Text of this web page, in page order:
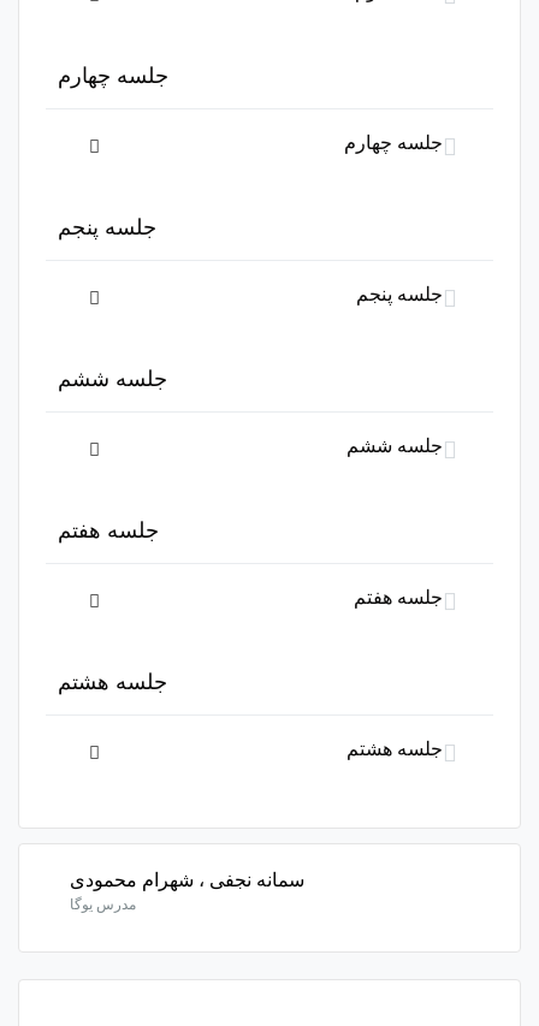
این بخش خصوصی می باشد. برای دسترسی کامل به دروس این
جلسه چهارم
جلسه چهارم
این بخش خصوصی می باشد. برای دسترسی کامل به دروس این
جلسه پنجم
جلسه پنجم
این بخش خصوصی می باشد. برای دسترسی کامل به دروس این
جلسه ششم
جلسه ششم
این بخش خصوصی می باشد. برای دسترسی کامل به دروس این
جلسه هفتم
جلسه هفتم
این بخش خصوصی می باشد. برای دسترسی کامل به دروس این
جلسه هشتم
جلسه هشتم
این بخش خصوصی می باشد. برای دسترسی کامل به دروس این
سمانه نجفی ، شهرام محمودی
مدرس یوگا